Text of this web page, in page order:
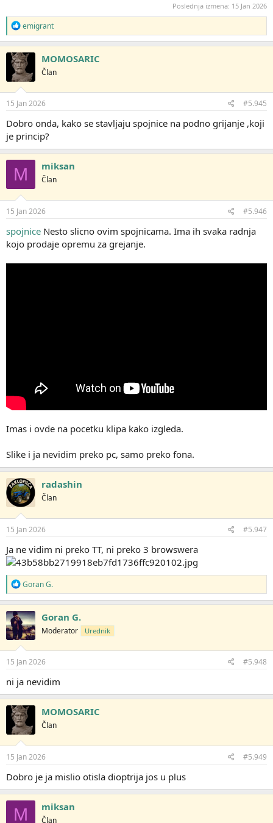
Poslednja izmena: 15 Jan 2026
R
e
a
g
o
v
a
n
j
:
emigrant
MOMOSARIC
Član
15 Jan 2026 #5.945
Dobro onda, kako se stavljaju spojnice na podno grijanje ,koji
je princip?
M miksan
Član
15 Jan 2026 #5.946
spojnice Nesto slicno ovim spojnicama. Ima ih svaka radnja
kojo prodaje opremu za grejanje.
Imas i ovde na pocetku klipa kako izgleda.
Slike i ja nevidim preko pc, samo preko fona.
radashin
Član
15 Jan 2026 #5.947
Ja ne vidim ni preko TT, ni preko 3 browswera
R
e
a
g
o
v
a
n
j
:
Goran G.
Goran G.
Moderator Urednik
15 Jan 2026 #5.948
ni ja nevidim
MOMOSARIC
Član
15 Jan 2026 #5.949
Dobro je ja mislio otisla dioptrija jos u plus
M miksan
Član